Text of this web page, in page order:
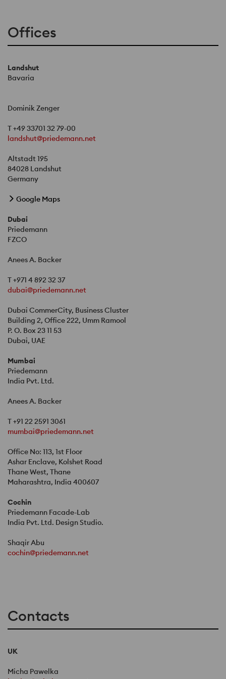
Offices
Landshut
Bavaria
Dominik Zenger
T +49 33701 32 79-00
landshut@priedemann.net
Altstadt 195
84028 Landshut
Germany
Google Maps
Dubai
Priedemann
FZCO
Anees A. Backer
T +971 4 892 32 37
dubai@priedemann.net
Dubai CommerCity, Business Cluster
Building 2, Office 222, Umm Ramool
P. O. Box 23 11 53
Dubai, UAE
Mumbai
Priedemann
India Pvt. Ltd.
Anees A. Backer
T +91 22 2591 3061
mumbai@priedemann.net
Office No: 113, 1st Floor
Ashar Enclave, Kolshet Road
Thane West, Thane
Maharashtra, India 400607
Cochin
Priedemann Facade-Lab
India Pvt. Ltd. Design Studio.
Shaqir Abu
cochin@priedemann.net
Contacts
UK
Micha Pawelka